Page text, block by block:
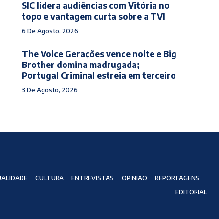
SIC lidera audiências com Vitória no
topo e vantagem curta sobre a TVI
6 De Agosto, 2026
The Voice Gerações vence noite e Big
Brother domina madrugada;
Portugal Criminal estreia em terceiro
3 De Agosto, 2026
CULTURA ENTREVISTAS OPINIÃO
REPORTAGENS
EDITORIAL